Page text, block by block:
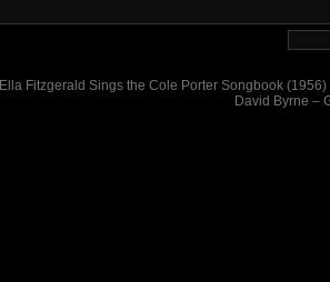
Ella Fitzgerald Sings the Cole Porter Songbook (1956)
David Byrne –